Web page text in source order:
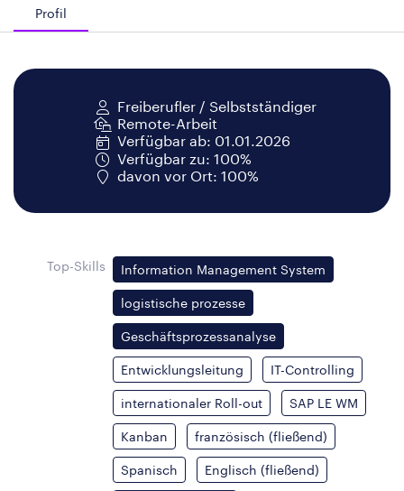
Profil
Freiberufler / Selbstständiger
Remote-Arbeit
Verfügbar ab: 01.01.2026
Verfügbar zu: 100%
davon vor Ort: 100%
Top-Skills Information Management System
logistische prozesse
Geschäftsprozessanalyse
Entwicklungsleitung IT-Controlling
internationaler Roll-out SAP LE WM
Kanban französisch (fließend)
Spanisch Englisch (fließend)